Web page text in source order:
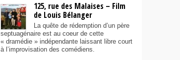
125, rue des Malaises – Film
de Louis Bélanger
La quête de rédemption d’un père
septuagénaire est au coeur de cette
« dramédie » indépendante laissant libre court
à l’improvisation des comédiens.